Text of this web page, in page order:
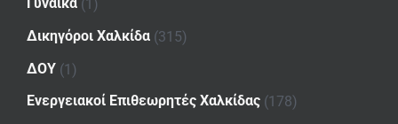
(1)
Δικηγόροι Χαλκίδα (315)
ΔΟΥ (1)
Ενεργειακοί Επιθεωρητές Χαλκίδας (178)